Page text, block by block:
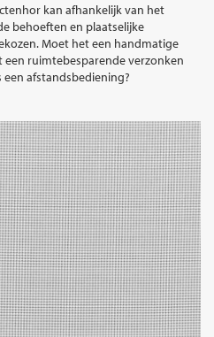
kan afhankelijk van het
behoeften en plaatselijke
Moet het een handmatige
ruimtebesparende verzonken
een afstandsbediening?